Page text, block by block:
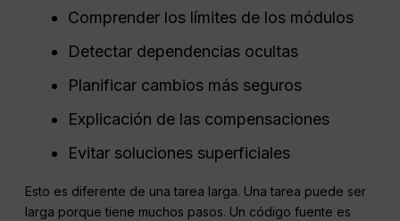
Comprender los límites de los módulos
Detectar dependencias ocultas
Planificar cambios más seguros
Explicación de las compensaciones
Evitar soluciones superficiales
Esto es diferente de una tarea larga. Una tarea puede ser
larga porque tiene muchos pasos. Un código fuente es